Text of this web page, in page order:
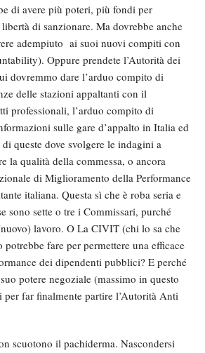
di avere più poteri, più fondi per
di sanzionare. Ma dovrebbe anche
adempiuto ai suoi nuovi compiti con
Oppure prendete l’Autorità dei
dovremmo dare l’arduo compito di
delle stazioni appaltanti con il
professionali, l’arduo compito di
sulle gare d’appalto in Italia ed
queste dove svolgere le indagini a
la qualità della commessa, o ancora
di Miglioramento della Performance
italiana. Questa sì che è roba seria e
sono sette o tre i Commissari, purché
lavoro. O La CIVIT (chi lo sa che
potrebbe fare per permettere una efficace
dei dipendenti pubblici? E perché
potere negoziale (massimo in questo
far finalmente partire l’Autorità Anti
scuotono il pachiderma. Nascondersi